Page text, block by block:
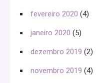
fevereiro 2020 (4)
janeiro 2020 (5)
dezembro 2019 (2)
novembro 2019 (4)